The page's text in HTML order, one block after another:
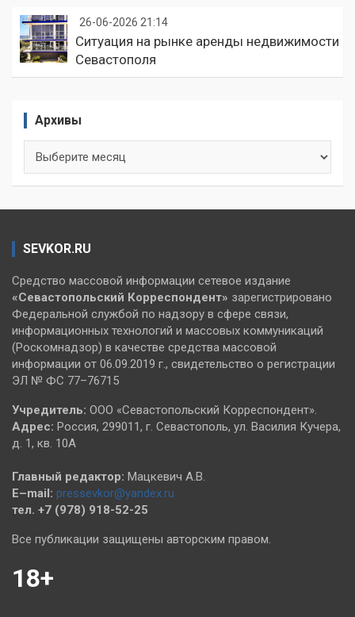
26-06-2026 21:14
Ситуация на рынке аренды недвижимости
Севастополя
Архивы
SEVKOR.RU
Средство массовой информации сетевое издание
«Севастопольский Корреспондент» зарегистрировано
Федеральной службой по надзору в сфере связи,
информационных технологий и массовых коммуникаций
(Роскомнадзор) в качестве средства массовой
информации от 06.09.2019 г., свидетельство о регистрации
ЭЛ № ФС 77–76715
Учредитель: ООО «Севастопольский Корреспондент».
Адрес: Россия, 299011, г. Севастополь, ул. Василия Кучера,
д. 1, кв. 10А
Главный редактор: Мацкевич А.В.
E–mail: pressevkor@yandex.ru
тел. +7 (978) 918-52-25
Все публикации защищены авторским правом.
18+